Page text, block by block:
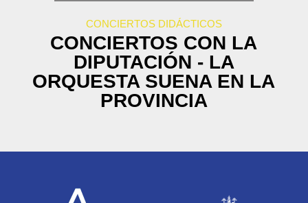
CONCIERTOS DIDÁCTICOS
CONCIERTOS CON LA
DIPUTACIÓN - LA
ORQUESTA SUENA EN LA
PROVINCIA